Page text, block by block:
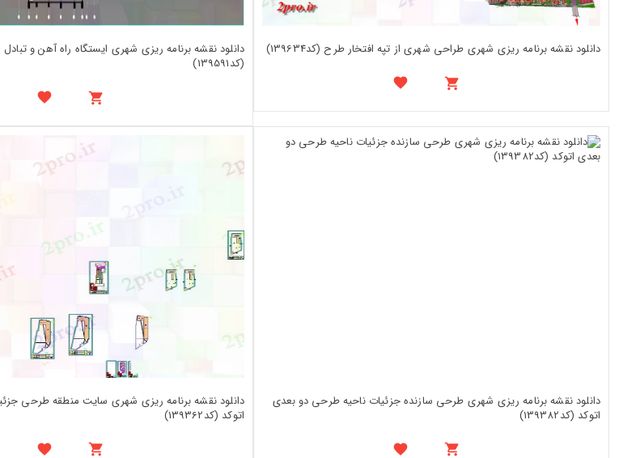
دانلود نقشه برنامه ریزی شهری طراحی شهری از تپه افتخار طرح (کد139634)
دانلود نقشه برنامه ریزی شهری ایستگاه راه آهن و
(کد139591)
دانلود نقشه برنامه ریزی شهری طرحی سازنده جزئیات ناحیه طرحی دو بعدی
اتوکد (کد139382)
دانلود نقشه برنامه ریزی شهری سایت منطقه طرحی
اتوکد (کد139362)